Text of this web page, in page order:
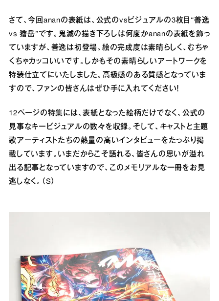
さて、今回ananの表紙は、公式のvsビジュアルの3枚目“善逸
vs 獪岳”です。鬼滅の描き下ろしは何度かananの表紙を飾っ
ていますが、善逸は初登場。絵の完成度は素晴らしく、むちゃ
くちゃカッコいいです。しかもその素晴らしいアートワークを
特装仕立てにいたしました。高級感のある質感となっていま
すので、ファンの皆さんはぜひ手に入れてください！
12ページの特集には、表紙となった絵柄だけでなく、公式の
見事なキービジュアルの数々を収録。そして、キャストと主題
歌アーティストたちの熱量の高いインタビューをたっぷり掲
載しています。いまだからこそ語れる、皆さんの思いが溢れ
出る記事となっていますので、このメモリアルな一冊をお見
逃しなく。（S）